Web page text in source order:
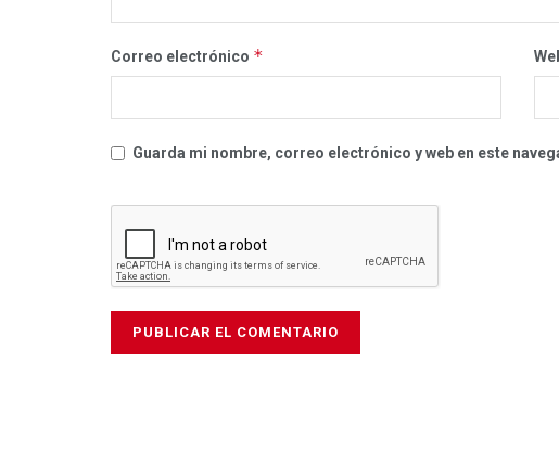
Correo electrónico *
Guarda mi nombre, correo electrónico y web en este